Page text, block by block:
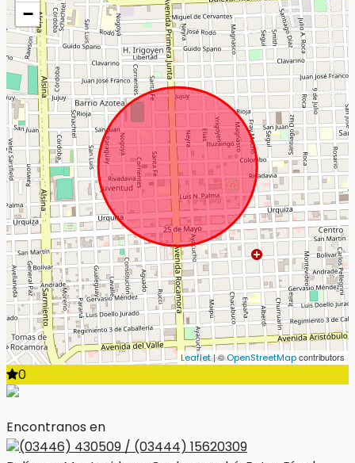
−
Leaflet| ©OpenStreetMapcontributors
0
Encontranos en
(03446) 430509 / (03444) 15620309